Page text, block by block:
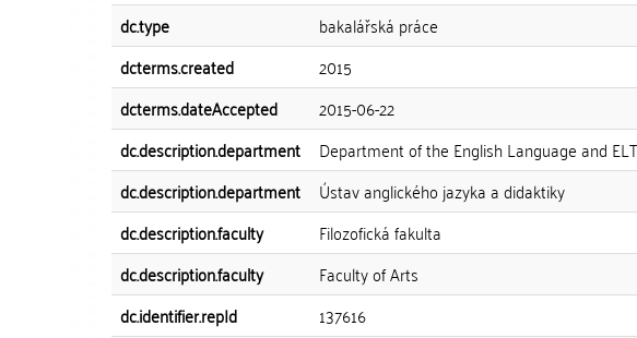
dc.type bakalářská práce
dcterms.created
2015
dcterms.dateAccepted
2015-06-22
dc.description.department
Department of the English Language and
dc.description.department
Ústav anglického jazyka a didaktiky
dc.description.faculty
Filozofická fakulta
dc.description.faculty
Faculty of Arts
dc.identifier.repId
137616